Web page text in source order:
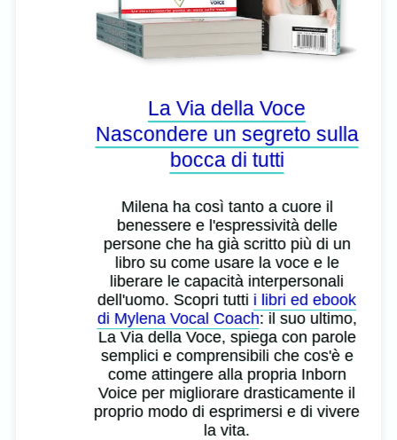
La Via della Voce
Nascondere un segreto sulla
bocca di tutti
Milena ha così tanto a cuore il
benessere e l'espressività delle
persone che ha già scritto più di un
libro su come usare la voce e le
liberare le capacità interpersonali
dell'uomo. Scopri tuttii libri ed ebook
di Mylena Vocal Coach: il suo ultimo,
La Via della Voce, spiega con parole
semplici e comprensibili che cos'è e
come attingere alla propria Inborn
Voice per migliorare drasticamente il
proprio modo di esprimersi e di vivere
la vita.